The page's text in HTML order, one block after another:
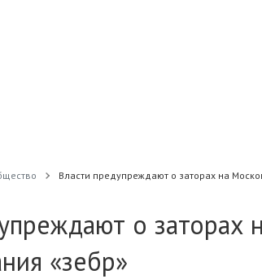
Власти предупреждают о заторах на
о заторах
«зебр»